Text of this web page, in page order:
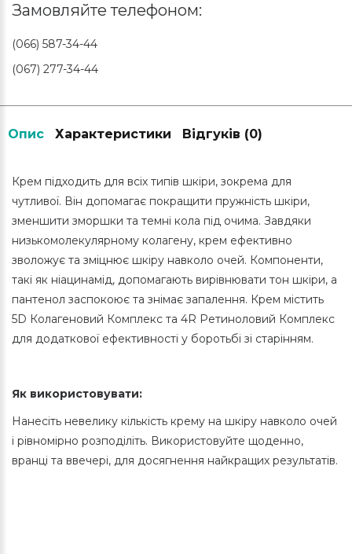
Замовляйте телефоном:
(066) 587-34-44
(067) 277-34-44
Опис Характеристики Відгуків (0)
Крем підходить для всіх типів шкіри, зокрема для
чутливої. Він допомагає покращити пружність шкіри,
зменшити зморшки та темні кола під очима. Завдяки
низькомолекулярному колагену, крем ефективно
зволожує та зміцнює шкіру навколо очей. Компоненти,
такі як ніацинамід, допомагають вирівнювати тон шкіри, а
пантенол заспокоює та знімає запалення. Крем містить
5D Колагеновий Комплекс та 4R Ретиноловий Комплекс
для додаткової ефективності у боротьбі зі старінням.
Як використовувати:
Нанесіть невелику кількість крему на шкіру навколо очей
і рівномірно розподіліть. Використовуйте щоденно,
вранці та ввечері, для досягнення найкращих результатів.